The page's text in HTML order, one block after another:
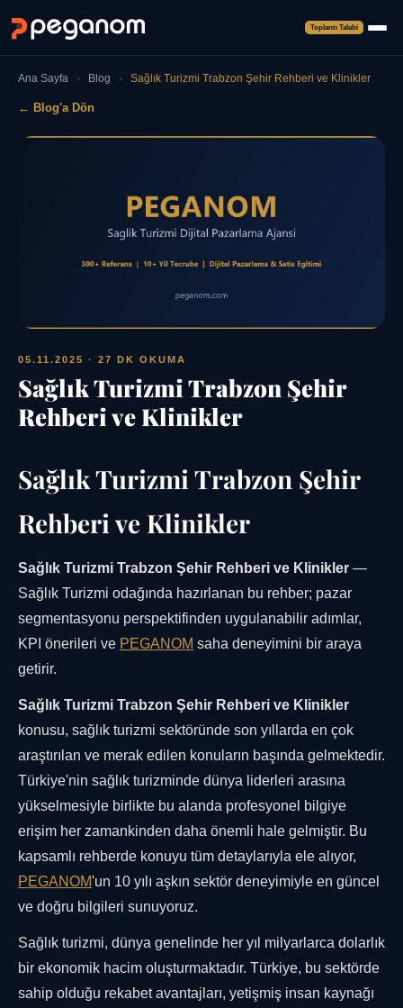
Toplantı Talebi
Ana Sayfa › Blog › Sağlık Turizmi Trabzon Şehir Rehberi ve Klinikler
← Blog'a Dön
05.11.2025 · 27 DK OKUMA
Sağlık Turizmi Trabzon Şehir
Rehberi ve Klinikler
Sağlık Turizmi Trabzon Şehir
Rehberi ve Klinikler
Sağlık Turizmi Trabzon Şehir Rehberi ve Klinikler —
Sağlık Turizmi odağında hazırlanan bu rehber; pazar
segmentasyonu perspektifinden uygulanabilir adımlar,
KPI önerileri ve PEGANOM saha deneyimini bir araya
getirir.
Sağlık Turizmi Trabzon Şehir Rehberi ve Klinikler
konusu, sağlık turizmi sektöründe son yıllarda en çok
araştırılan ve merak edilen konuların başında gelmektedir.
Türkiye'nin sağlık turizminde dünya liderleri arasına
yükselmesiyle birlikte bu alanda profesyonel bilgiye
erişim her zamankinden daha önemli hale gelmiştir. Bu
kapsamlı rehberde konuyu tüm detaylarıyla ele alıyor,
PEGANOM'un 10 yılı aşkın sektör deneyimiyle en güncel
ve doğru bilgileri sunuyoruz.
Sağlık turizmi, dünya genelinde her yıl milyarlarca dolarlık
bir ekonomik hacim oluşturmaktadır. Türkiye, bu sektörde
sahip olduğu rekabet avantajları, yetişmiş insan kaynağı